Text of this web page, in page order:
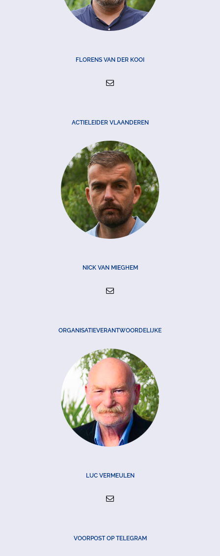
FLORENS VAN DER KOOI
ACTIELEIDER VLAANDEREN
NICK VAN MIEGHEM
ORGANISATIEVERANTWOORDELIJKE
LUC VERMEULEN
VOORPOST OP TELEGRAM